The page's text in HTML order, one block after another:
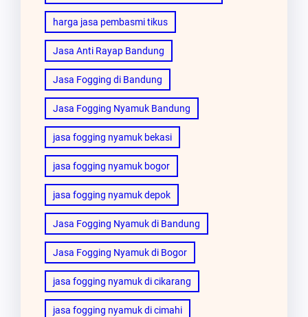
harga jasa pembasmi tikus
Jasa Anti Rayap Bandung
Jasa Fogging di Bandung
Jasa Fogging Nyamuk Bandung
jasa fogging nyamuk bekasi
jasa fogging nyamuk bogor
jasa fogging nyamuk depok
Jasa Fogging Nyamuk di Bandung
Jasa Fogging Nyamuk di Bogor
jasa fogging nyamuk di cikarang
jasa fogging nyamuk di cimahi